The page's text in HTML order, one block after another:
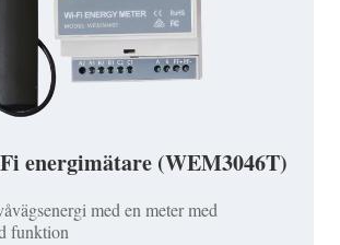
energimätare (WEM3046T)
med en meter med
funktion